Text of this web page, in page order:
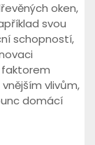
oken,
svou
schopností,
vlivům,
domácí